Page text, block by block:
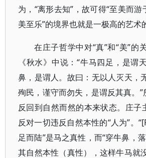
为，“离形去知”，故可得“至美而游
美至乐”的境界也就是一极高的艺术
在庄子哲学中对“真”和“美”的
《秋水》中说：“牛马四足，是谓
鼻，是谓人。故曰：无以人灭天，
殉民，谨守而勿失，是谓反其真。”
反回到自然而然的本来状态。庄子
反对一切违反自然本性的“人为”。
足而陆”是马之真性，而“穿牛鼻，
其自然本性（真性），这样牛马就